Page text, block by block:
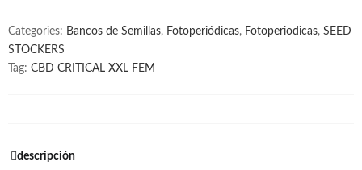
Categories: Bancos de Semillas, Fotoperiódicas, Fotoperiodicas, SEED
STOCKERS
Tag: CBD CRITICAL XXL FEM
descripción